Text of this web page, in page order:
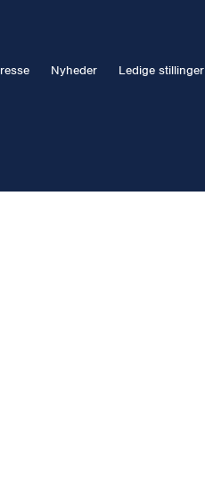
Nyheder Ledige stillinger